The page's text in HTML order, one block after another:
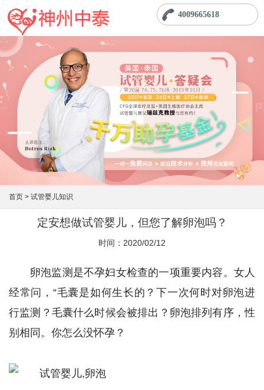
4009665618
首页 > 试管婴儿知识
定安想做试管婴儿，但您了解卵泡吗？
时间：2020/02/12
卵泡监测是不孕妇女检查的一项重要内容。女人
经常问，“毛囊是如何生长的？下一次何时对卵泡进
行监测？毛囊什么时候会被排出？卵泡排列有序，性
别相同。你怎么没怀孕？